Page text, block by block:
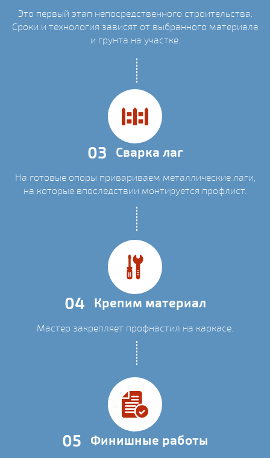
Это первый этап непосредственного строительства.
Сроки и технология зависят от выбранного материала
и грунта на участке.
03 Сварка лаг
На готовые опоры привариваем металлические лаги,
на которые впоследствии монтируется профлист.
04 Крепим материал
Мастер закрепляет профнастил на каркасе.
05 Финишные работы